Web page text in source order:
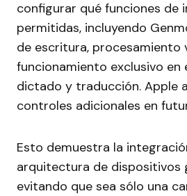
configurar qué funciones de
permitidas, incluyendo
de escritura, procesamiento
funcionamiento exclusivo en
dictado y traducción. Apple
controles adicionales en
Esto demuestra la
arquitectura de dispositivos
evitando que sea sólo una